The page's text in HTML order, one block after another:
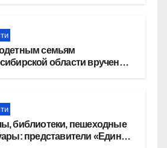
семьям
области вручены
библиотеки, пешеходные
представители «Единой